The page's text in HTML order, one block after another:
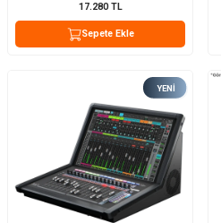
17.280TL
Sepete Ekle
YENI